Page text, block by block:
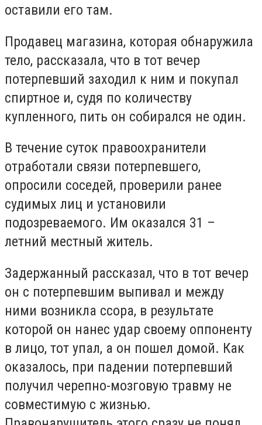
оставили его там.
Продавец магазина, которая обнаружила
тело, рассказала, что в тот вечер
потерпевший заходил к ним и покупал
спиртное и, судя по количеству
купленного, пить он собирался не один.
В течение суток правоохранители
отработали связи потерпевшего,
опросили соседей, проверили ранее
судимых лиц и установили
подозреваемого. Им оказался 31 –
летний местный житель.
Задержанный рассказал, что в тот вечер
он с потерпевшим выпивал и между
ними возникла ссора, в результате
которой он нанес удар своему оппоненту
в лицо, тот упал, а он пошел домой. Как
оказалось, при падении потерпевший
получил черепно-мозговую травму не
совместимую с жизнью.